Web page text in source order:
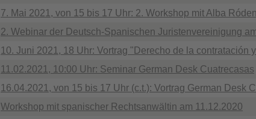
7. Mai 2021, von 15 bis 17 Uhr: 2. Workshop mit Alba
2. Webinar der Deutsch-Spanischen Juristenvereinigung
10. Juni 2021, 18 Uhr: Vortrag "Derecho de la contratación
11.02.2021, 10:00 Uhr: Seminar German Desk Cuatrecasas
16.04.2021, von 15 bis 17 Uhr (c.t.): Vortrag German Desk
Workshop mit spanischer Rechtsanwältin am 11.12.2020